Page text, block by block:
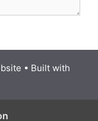
• Built with